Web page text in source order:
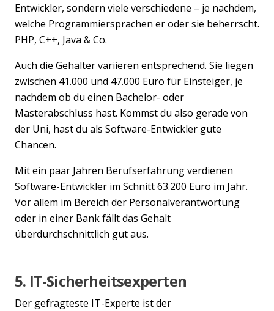
Entwickler, sondern viele verschiedene – je nachdem,
welche Programmiersprachen er oder sie beherrscht.
PHP, C++, Java & Co.
Auch die Gehälter variieren entsprechend. Sie liegen
zwischen 41.000 und 47.000 Euro für Einsteiger, je
nachdem ob du einen Bachelor- oder
Masterabschluss hast. Kommst du also gerade von
der Uni, hast du als Software-Entwickler gute
Chancen.
Mit ein paar Jahren Berufserfahrung verdienen
Software-Entwickler im Schnitt 63.200 Euro im Jahr.
Vor allem im Bereich der Personalverantwortung
oder in einer Bank fällt das Gehalt
überdurchschnittlich gut aus.
5. IT-Sicherheitsexperten
Der gefragteste IT-Experte ist der